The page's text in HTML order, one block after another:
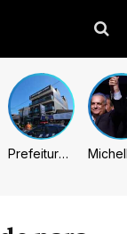
Prefeitura de Sumaré inaugura nova subsede da GCM na Área Cura